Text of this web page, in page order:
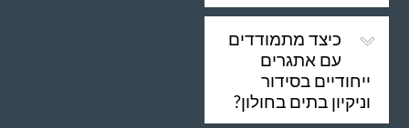
כיצד מתמודדים
עם אתגרים
ייחודיים בסידור
וניקיון בתים בחולון?